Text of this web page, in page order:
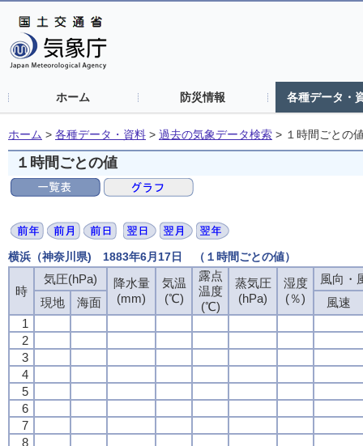
ホーム 防災情報 各種データ・
ホーム > 各種データ・資料 > 過去の気象データ検索 > １時間ごとの
１時間ごとの値
横浜（神奈川県) 1883年6月17日 （１時間ごとの値）
時
気圧(hPa)
降水量
(mm)
気温
(℃)
露点
温度
(℃)
蒸気圧
(hPa)
湿度
(％)
風向・
現地
海面
風速
1
2
3
4
5
6
7
8
時
気圧(hPa)
降水量
(mm)
気温
(℃)
露点
温度
(℃)
蒸気圧
(hPa)
湿度
(％)
風向・
現地
海面
風速
1
2
3
4
5
6
7
8
時
気圧(hPa)
降水量
(mm)
気温
(℃)
露点
温度
(℃)
蒸気圧
(hPa)
湿度
(％)
風向・
現地
海面
風速
1
2
3
4
5
6
7
8
時
気圧(hPa)
降水量
(mm)
気温
(℃)
露点
温度
(℃)
蒸気圧
(hPa)
湿度
(％)
風向・
現地
海面
風速
1
2
3
4
5
6
7
8